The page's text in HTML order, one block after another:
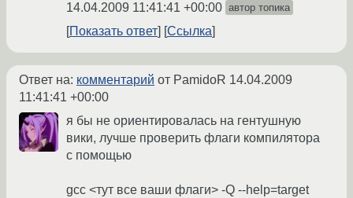
14.04.2009 11:41:41 +00:00 автор топика
Показать ответ Ссылка
Ответ на: комментарий от PamidoR 14.04.2009
11:41:41 +00:00
я бы не ориентировалась на гентушную
вики, лучше проверить флаги компилятора
с помощью
gcc <тут все ваши флаги> -Q --help=target